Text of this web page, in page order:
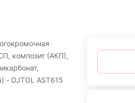
композит (АКП),
- DJTOL AST615